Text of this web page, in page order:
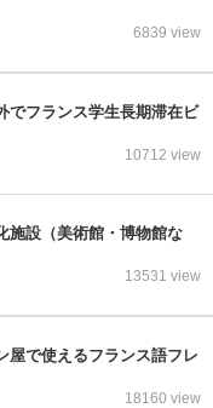
6839 view
でフランス学生長期滞在ビ
10712 view
施設（美術館・博物館な
13531 view
屋で使えるフランス語フレ
18160 view